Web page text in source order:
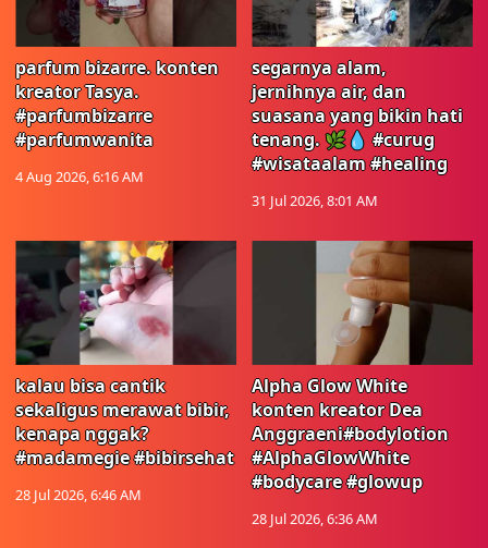
parfum bizarre. konten
kreator Tasya.
#parfumbizarre
#parfumwanita
4 Aug 2026, 6:16 AM
segarnya alam,
jernihnya air, dan
suasana yang bikin hati
tenang. 🌿💧 #curug
#wisataalam #healing
31 Jul 2026, 8:01 AM
kalau bisa cantik
sekaligus merawat bibir,
kenapa nggak?
#madamegie #bibirsehat
28 Jul 2026, 6:46 AM
Alpha Glow White
konten kreator Dea
Anggraeni#bodylotion
#AlphaGlowWhite
#bodycare #glowup
28 Jul 2026, 6:36 AM